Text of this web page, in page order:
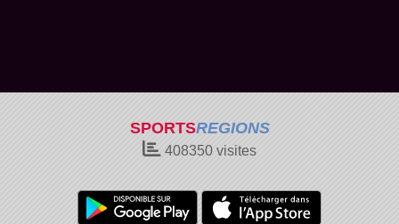
SPORTSREGIONS
408350 visites